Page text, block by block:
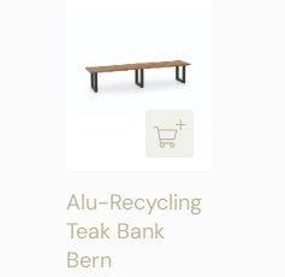
Alu-Recycling
Teak Bank
Bern